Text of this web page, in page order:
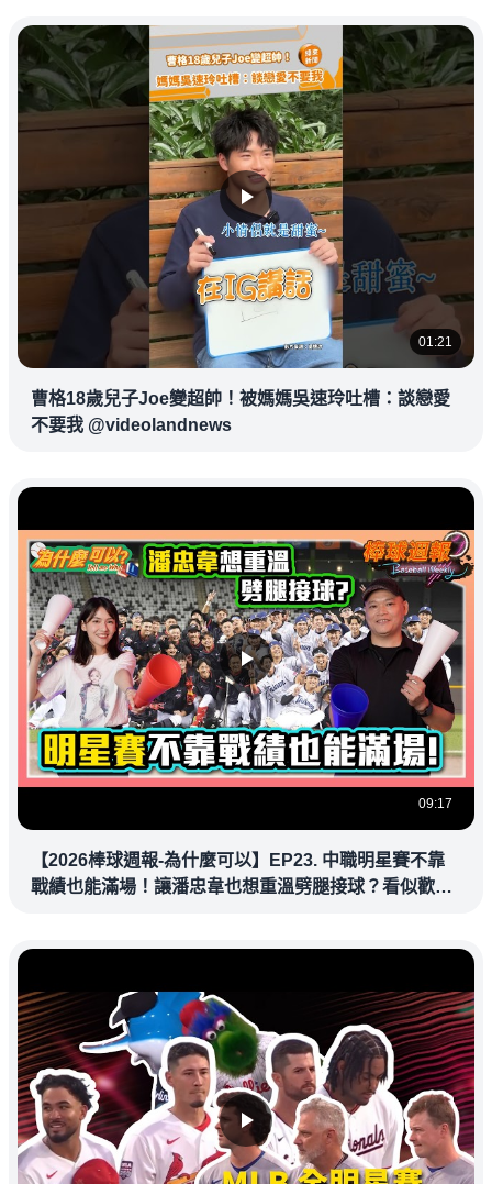
01:21
曹格18歲兒子Joe變超帥！被媽媽吳速玲吐槽：談戀愛
不要我 @videolandnews
09:17
【2026棒球週報-為什麼可以】EP23. 中職明星賽不靠
戰績也能滿場！讓潘忠韋也想重溫劈腿接球？看似歡樂